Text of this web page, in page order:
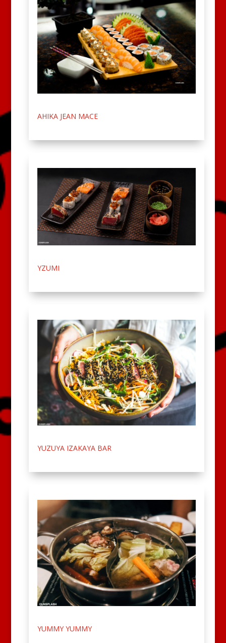
AHIKA JEAN MACE
YZUMI
YUZUYA IZAKAYA BAR
YUMMY YUMMY